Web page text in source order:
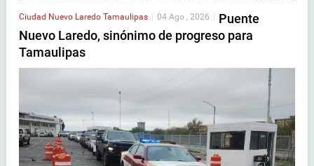
Ciudad Nuevo Laredo Tamaulipas | 04 Ago , 2026 | Puente
Nuevo Laredo, sinónimo de progreso para
Tamaulipas